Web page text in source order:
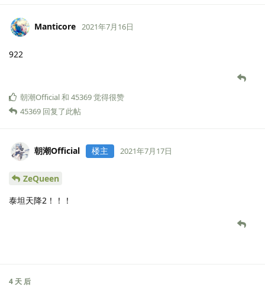
Manticore 2021年7月16日
922
朝潮Official和 45369觉得很赞
45369 回复了此帖
朝潮Official 楼主 2021年7月17日
ZeQueen
泰坦天降2！！！
4 天 后